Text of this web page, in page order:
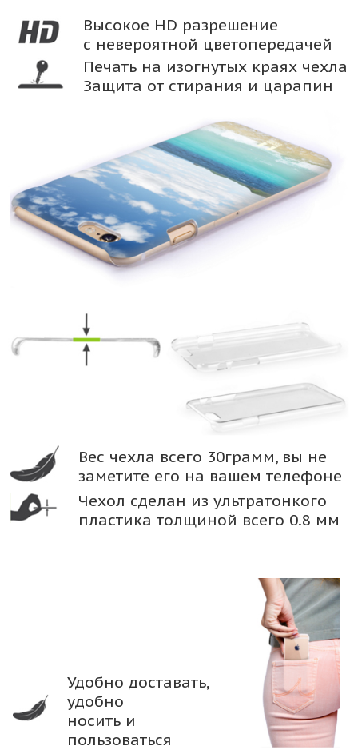
Высокое HD разрешение
с невероятной цветопередачей
Печать на изогнутых краях чехла
Защита от стирания и царапин
Вес чехла всего 30грамм, вы не
заметите его на вашем телефоне
Чехол сделан из ультратонкого
пластика толщиной всего 0.8 мм
Удобно доставать,
удобно
носить и
пользоваться